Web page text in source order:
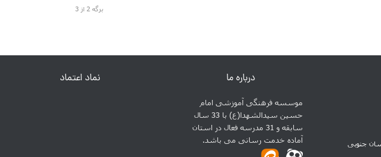
برگه 2 از 3
جنوبی
درباره ما
موسسه فرهنگی آموزشی امام
حسین سیدالشهدا(ع) با 33 سال
سابقه و 31 مدرسه فعال در استان
آماده خدمت رسانی می باشد.
نماد اعتماد